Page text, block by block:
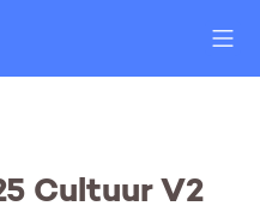
Cultuur V2